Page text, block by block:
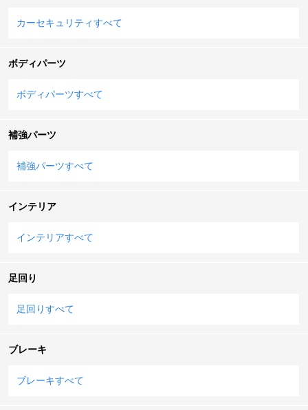
カーセキュリティすべて
ボディパーツ
ボディパーツすべて
補強パーツ
補強パーツすべて
インテリア
インテリアすべて
足回り
足回りすべて
ブレーキ
ブレーキすべて